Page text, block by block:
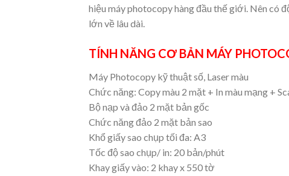
hiệu máy photocopy hàng đầu thế giới. Nên có
lớn về lâu dài.
TÍNH NĂNG CƠ BẢN MÁY
Máy Photocopy kỹ thuật số, Laser màu
Chức năng: Copy màu 2 mặt + In màu mạng +
Bộ nạp và đảo 2 mặt bản gốc
Chức năng đảo 2 mặt bản sao
Khổ giấy sao chụp tối đa: A3
Tốc độ sao chụp/ in: 20 bản/phút
Khay giấy vào: 2 khay x 550 tờ